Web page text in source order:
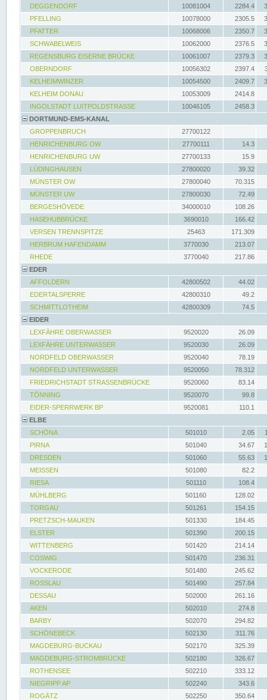
DEGGENDORF
10081004 2284.4
PFELLING
10078000 2305.5
PFATTER
10068006 2350.7
SCHWABELWEIS
10062000 2376.5
REGENSBURG EISERNE BRÜCKE
10061007 2379.3
OBERNDORF
10056302 2397.4
KELHEIMWINZER
10054500 2409.7
KELHEIM DONAU
10053009
2414.8
INGOLSTADT LUITPOLDSTRASSE
10046105
2458.3
DORTMUND-EMS-KANAL
GROPPENBRUCH
27700122
HENRICHENBURG OW
27700111
14.3
HENRICHENBURG UW
27700133
15.9
LÜDINGHAUSEN
27800020
39.32
MÜNSTER OW
27800040
70.315
MÜNSTER UW
27800030
72.49
BERGESHÖVEDE
34000010
108.26
HASEHUBBRÜCKE
3690010
166.42
VERSEN TRENNSPITZE
25463
171.309
HERBRUM HAFENDAMM
3770030
213.07
RHEDE
3770040
217.86
EDER
AFFOLDERN
42800502
44.02
EDERTALSPERRE
42800310
49.2
SCHMITTLOTHEIM
42800309
74.5
EIDER
LEXFÄHRE OBERWASSER
9520020
26.09
LEXFÄHRE UNTERWASSER
9520030
26.09
NORDFELD OBERWASSER
9520040
78.19
NORDFELD UNTERWASSER
9520050
78.312
FRIEDRICHSTADT STRASSENBRÜCKE
9520060
83.14
TÖNNING
9520070
99.8
EIDER-SPERRWERK BP
9520081
110.1
ELBE
SCHÖNA
501010 2.05
PIRNA
501040 34.67
DRESDEN
501060 55.63
MEISSEN
501080
82.2
RIESA
501110
108.4
MÜHLBERG
501160
128.02
TORGAU
501261
154.15
PRETZSCH-MAUKEN
501330
184.45
ELSTER
501390
200.15
WITTENBERG
501420
214.14
COSWIG
501470
236.31
VOCKERODE
501480
245.62
ROSSLAU
501490
257.84
DESSAU
502000
261.16
AKEN
502010
274.8
BARBY
502070
294.82
SCHÖNEBECK
502130
311.76
MAGDEBURG-BUCKAU
502170
325.39
MAGDEBURG-STROMBRÜCKE
502180
326.67
ROTHENSEE
502210
333.12
NIEGRIPP AP
502240
343.6
ROGÄTZ
502250
350.64